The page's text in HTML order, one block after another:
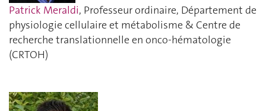
Patrick Meraldi, Professeur ordinaire, Département de
physiologie cellulaire et métabolisme & Centre de
recherche translationnelle en onco-hématologie
(CRTOH)